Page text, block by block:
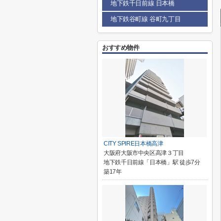
地下鉄千日前線 日本橋
地下鉄谷町線 谷町九丁目
おすすめ物件
CITY SPIRE日本橋高津
大阪府大阪市中央区高津３丁目
地下鉄千日前線「日本橋」駅 徒歩7分
築17年